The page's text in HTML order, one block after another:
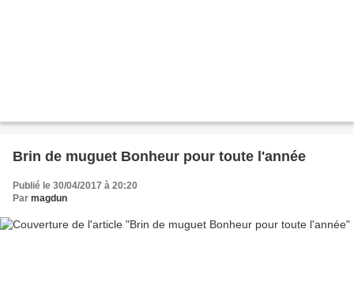
Brin de muguet Bonheur pour toute l'année
Publié le 30/04/2017 à 20:20
Par magdun